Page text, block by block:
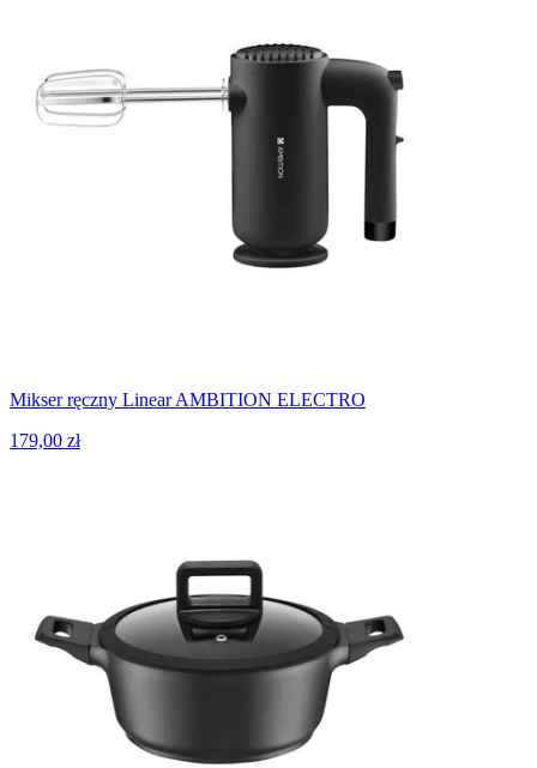
Mikser ręczny Linear AMBITION ELECTRO
179,00 zł